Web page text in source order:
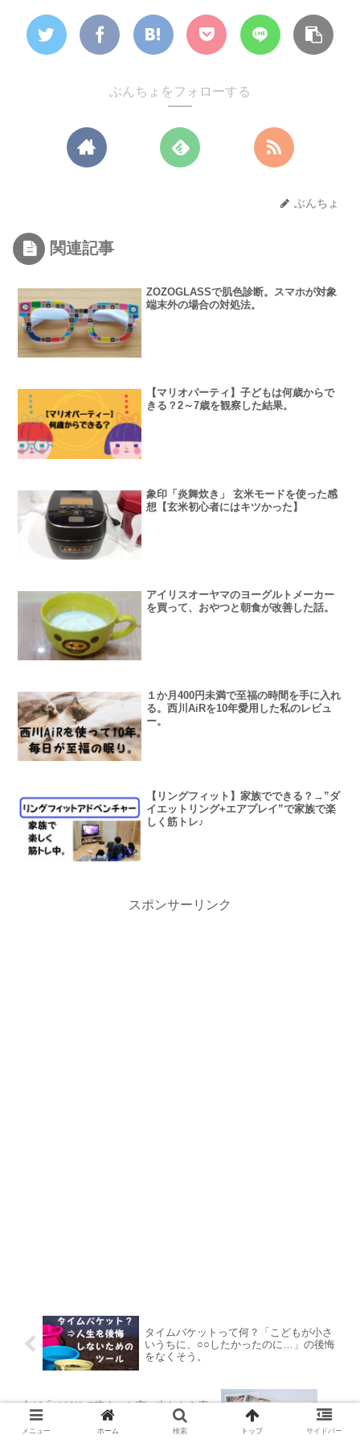
ぶんちょをフォローする
ぶんちょ
関連記事
ZOZOGLASSで肌色診断。スマホが対象
端末外の場合の対処法。
【マリオパーティ】子どもは何歳からで
きる？2～7歳を観察した結果。
象印「炎舞炊き」 玄米モードを使った感
想【玄米初心者にはキツかった】
アイリスオーヤマのヨーグルトメーカー
を買って、おやつと朝食が改善した話。
１か月400円未満で至福の時間を手に入れ
る。西川AiRを10年愛用した私のレビュ
ー。
【リングフィット】家族でできる？→”ダ
イエットリング+エアプレイ”で家族で楽
しく筋トレ♪
スポンサーリンク
タイムバケットって何？「こどもが小さ
いうちに、○○したかったのに…」の後悔
をなくそう。
夫が「せどりで稼ぐ」と言い出したら妻
がすべきことは？わが家の状況（せどり
初心者の夫の収支）も公開。
メニュー ホーム 検索 トップ サイドバー